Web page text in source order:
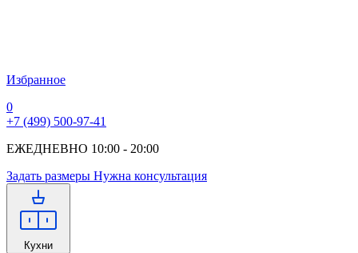
Избранное
0
+7 (499) 500-97-41
ЕЖЕДНЕВНО 10:00 - 20:00
Задать размеры Нужна консультация
Кухни